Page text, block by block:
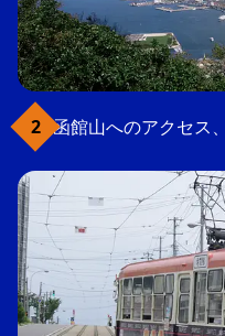
函館山へのアクセス